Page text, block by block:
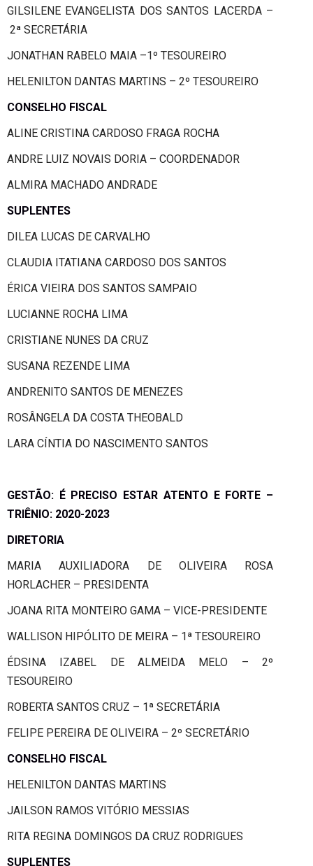
GILSILENE EVANGELISTA DOS SANTOS LACERDA –
2ª SECRETÁRIA
JONATHAN RABELO MAIA –1º TESOUREIRO
HELENILTON DANTAS MARTINS – 2º TESOUREIRO
CONSELHO FISCAL
ALINE CRISTINA CARDOSO FRAGA ROCHA
ANDRE LUIZ NOVAIS DORIA – COORDENADOR
ALMIRA MACHADO ANDRADE
SUPLENTES
DILEA LUCAS DE CARVALHO
CLAUDIA ITATIANA CARDOSO DOS SANTOS
ÉRICA VIEIRA DOS SANTOS SAMPAIO
LUCIANNE ROCHA LIMA
CRISTIANE NUNES DA CRUZ
SUSANA REZENDE LIMA
ANDRENITO SANTOS DE MENEZES
ROSÂNGELA DA COSTA THEOBALD
LARA CÍNTIA DO NASCIMENTO SANTOS
GESTÃO: É PRECISO ESTAR ATENTO E FORTE –
TRIÊNIO: 2020-2023
DIRETORIA
MARIA AUXILIADORA DE OLIVEIRA ROSA
HORLACHER – PRESIDENTA
JOANA RITA MONTEIRO GAMA – VICE-PRESIDENTE
WALLISON HIPÓLITO DE MEIRA – 1ª TESOUREIRO
ÉDSINA IZABEL DE ALMEIDA MELO – 2º
TESOUREIRO
ROBERTA SANTOS CRUZ – 1ª SECRETÁRIA
FELIPE PEREIRA DE OLIVEIRA – 2º SECRETÁRIO
CONSELHO FISCAL
HELENILTON DANTAS MARTINS
JAILSON RAMOS VITÓRIO MESSIAS
RITA REGINA DOMINGOS DA CRUZ RODRIGUES
SUPLENTES